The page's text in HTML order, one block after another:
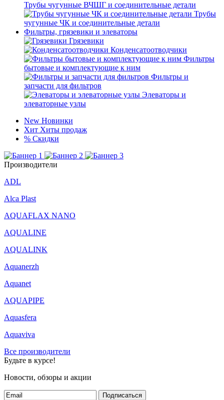
Трубы чугунные ВЧШГ и соединительные детали
Трубы
чугунные ЧК и соединительные детали
Фильтры, грязевики и элеваторы
Грязевики
Конденсатоотводчики
Фильтры
бытовые и комплектующие к ним
Фильтры и
запчасти для фильтров
Элеваторы и
элеваторные узлы
New Новинки
Хит Хиты продаж
% Скидки
Производители
ADL
Alca Plast
AQUAFLAX NANO
AQUALINE
AQUALINK
Aquanerzh
Aquanet
AQUAPIPE
Aquasfera
Aquaviva
Все производители
Будьте в курсе!
Новости, обзоры и акции
Подписаться